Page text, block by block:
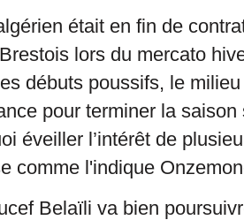
était en fin de
lors du mercato
débuts poussifs, le
pour terminer la
éveiller l’intérêt de
comme l'indique
Belaïli va bien